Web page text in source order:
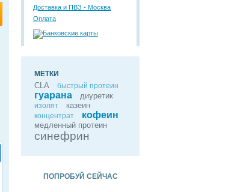
Доставка и ПВЗ - Москва
Оплата
МЕТКИ
CLA быстрый протеин
гуарана диуретик
изолят казеин
концентрат кофеин
медленный протеин
синефрин
ПОПРОБУЙ СЕЙЧАС